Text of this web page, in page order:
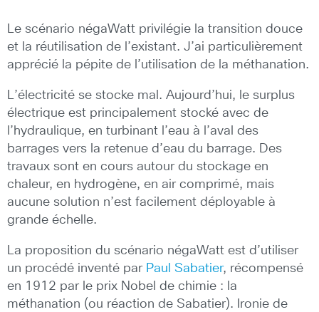
Le scénario négaWatt privilégie la transition douce
et la réutilisation de l’existant. J’ai particulièrement
apprécié la pépite de l’utilisation de la méthanation.
L’électricité se stocke mal. Aujourd’hui, le surplus
électrique est principalement stocké avec de
l’hydraulique, en turbinant l’eau à l’aval des
barrages vers la retenue d’eau du barrage. Des
travaux sont en cours autour du stockage en
chaleur, en hydrogène, en air comprimé, mais
aucune solution n’est facilement déployable à
grande échelle.
La proposition du scénario négaWatt est d’utiliser
un procédé inventé par Paul Sabatier, récompensé
en 1912 par le prix Nobel de chimie : la
méthanation (ou réaction de Sabatier). Ironie de